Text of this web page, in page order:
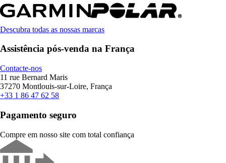
Descubra todas as nossas marcas
Assistência pós-venda na França
Contacte-nos
11 rue Bernard Maris
37270 Montlouis-sur-Loire, França
+33 1 86 47 62 58
Pagamento seguro
Compre em nosso site com total confiança